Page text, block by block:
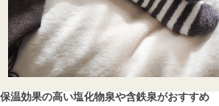
保温効果の高い塩化物泉や含鉄泉がおすすめ